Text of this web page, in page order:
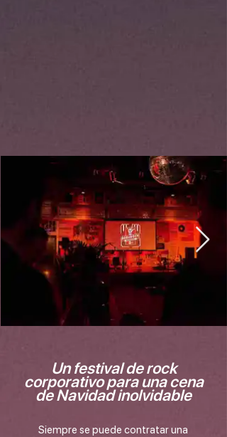
Un festival de rock
corporativo para una cena
de Navidad inolvidable
Siempre se puede contratar una